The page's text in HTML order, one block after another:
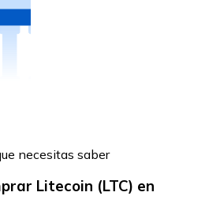
necesitas saber
Litecoin (LTC) en